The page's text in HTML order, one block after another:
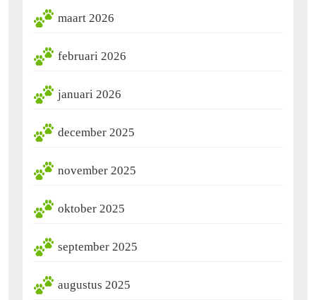
maart 2026
februari 2026
januari 2026
december 2025
november 2025
oktober 2025
september 2025
augustus 2025